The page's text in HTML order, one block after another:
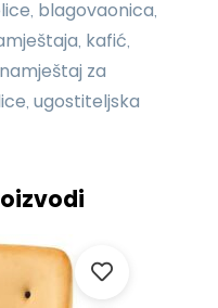
, blagovaonica,
, kafić,
namještaj za
, ugostiteljska